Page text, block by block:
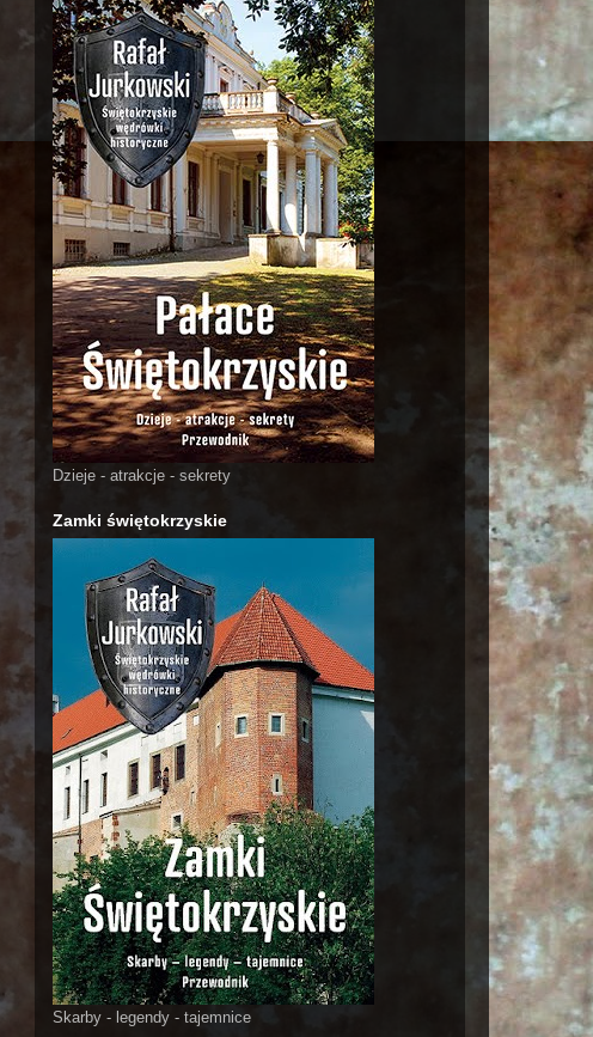
Dzieje - atrakcje - sekrety
Zamki świętokrzyskie
Skarby - legendy - tajemnice